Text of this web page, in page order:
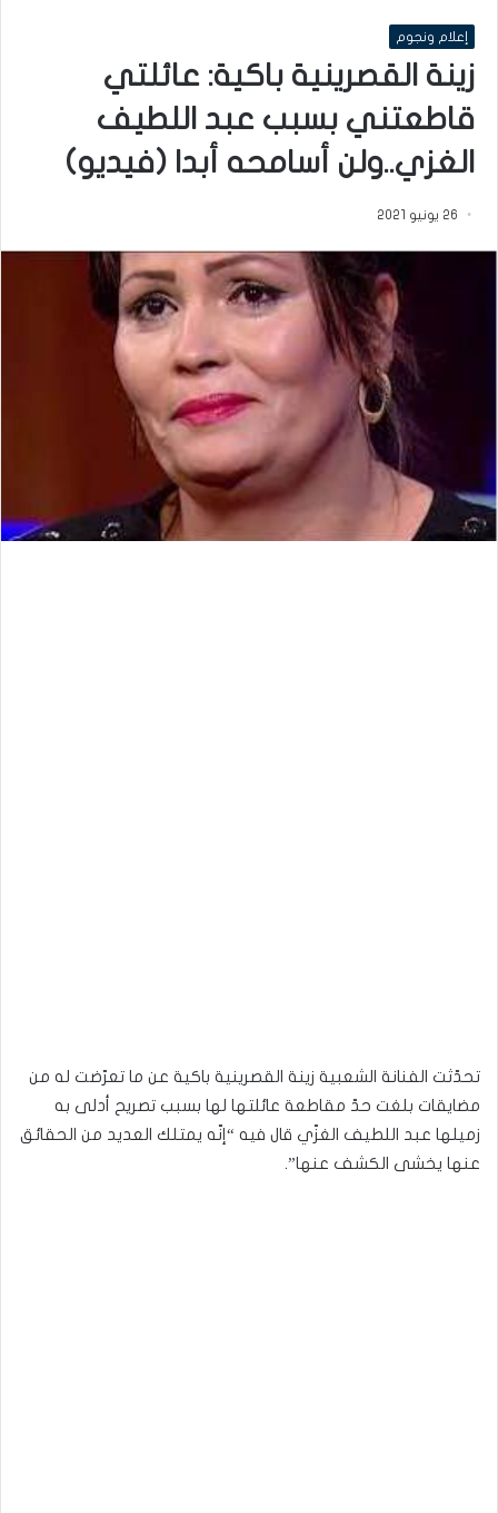
إعلام ونجوم
زينة القصرينية باكية: عائلتي
قاطعتني بسبب عبد اللطيف
الغزي..ولن أسامحه أبدا (فيديو)
26 يونيو 2021
تحدّثت الفنانة الشعبية زينة القصرينية باكية عن ما تعرّضت له من
مضايقات بلغت حدّ مقاطعة عائلتها لها بسبب تصريح أدلى به
زميلها عبد اللطيف الغزّي قال فيه “إنّه يمتلك العديد من الحقائق
عنها يخشى الكشف عنها”.